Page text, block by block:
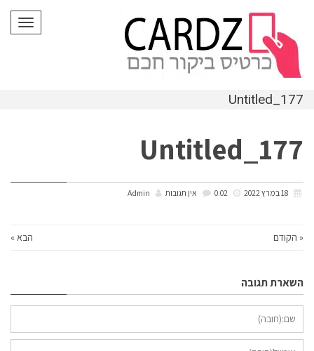
תפריט
Untitled_177
Untitled_177
אין תגובות Admin
« הקודם הבא »
השארת תגובה